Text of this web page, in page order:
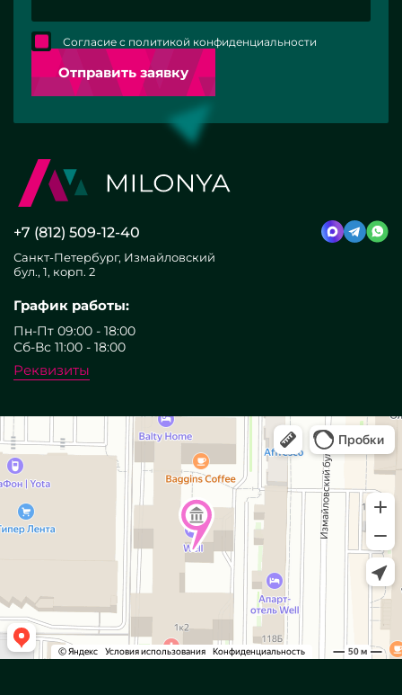
Отправить заявку
Согласие с политикой конфиденциальности
+7 (812) 509-12-40
Санкт-Петербург, Измайловский
бул., 1, корп. 2
График работы:
Пн-Пт 09:00 - 18:00
Сб-Вс 11:00 - 18:00
Реквизиты